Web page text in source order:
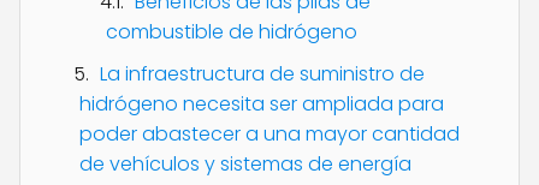
combustible de hidrógeno
La infraestructura de suministro de
hidrógeno necesita ser ampliada para
poder abastecer a una mayor cantidad
de vehículos y sistemas de energía